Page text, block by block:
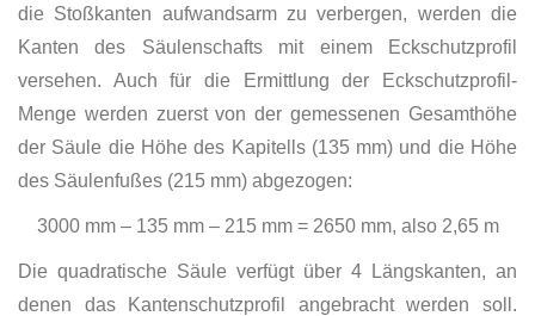
die Stoßkanten aufwandsarm zu verbergen, werden die
Kanten des Säulenschafts mit einem Eckschutzprofil
versehen. Auch für die Ermittlung der Eckschutzprofil-
Menge werden zuerst von der gemessenen Gesamthöhe
der Säule die Höhe des Kapitells (135 mm) und die Höhe
des Säulenfußes (215 mm) abgezogen:
3000 mm – 135 mm – 215 mm = 2650 mm, also 2,65 m
Die quadratische Säule verfügt über 4 Längskanten, an
denen das Kantenschutzprofil angebracht werden soll.